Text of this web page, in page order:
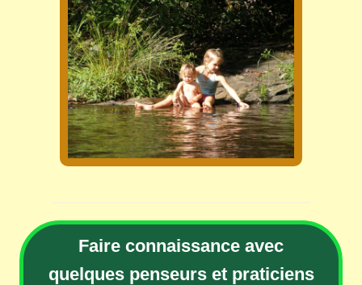
Faire connaissance avec
quelques penseurs et praticiens